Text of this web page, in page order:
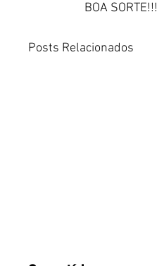
BOA SORTE!!!
Posts Relacionados